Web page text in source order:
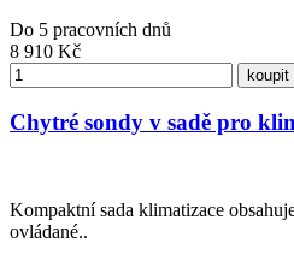
Do 5 pracovních dnů
8 910 Kč
koupit
Chytré sondy v sadě pro
Kompaktní sada klimatizace
ovládané..